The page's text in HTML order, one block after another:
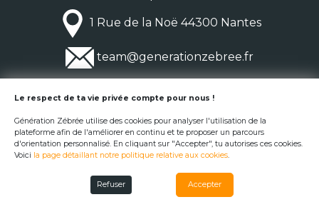
1 Rue de la Noë 44300 Nantes
team@generationzebree.fr
© Génération Zébrée 2026
Le respect de ta vie privée compte pour nous !
Génération Zébrée utilise des cookies pour analyser l'utilisation de la
plateforme afin de l'améliorer en continu et te proposer un parcours
d'orientation personnalisé. En cliquant sur "Accepter", tu autorises ces cookies.
Voici la page détaillant notre politique relative aux cookies.
Refuser Accepter